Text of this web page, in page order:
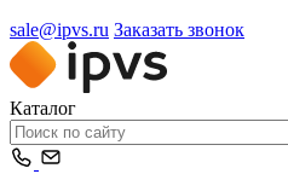
sale@ipvs.ru Заказать звонок
Каталог